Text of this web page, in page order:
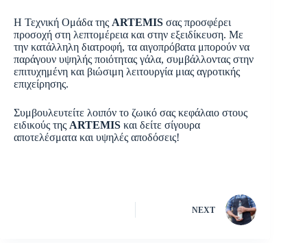
Η Τεχνική Ομάδα της ARTEMIS σας προσφέρει
προσοχή στη λεπτομέρεια και στην εξειδίκευση. Με
την κατάλληλη διατροφή, τα αιγοπρόβατα μπορούν να
παράγουν υψηλής ποιότητας γάλα, συμβάλλοντας στην
επιτυχημένη και βιώσιμη λειτουργία μιας αγροτικής
επιχείρησης.
Συμβουλευτείτε λοιπόν το ζωικό σας κεφάλαιο στους
ειδικούς της ARTEMIS και δείτε σίγουρα
αποτελέσματα και υψηλές αποδόσεις!
NEXT